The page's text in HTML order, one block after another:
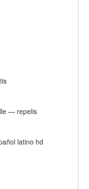
— repelis
latino hd